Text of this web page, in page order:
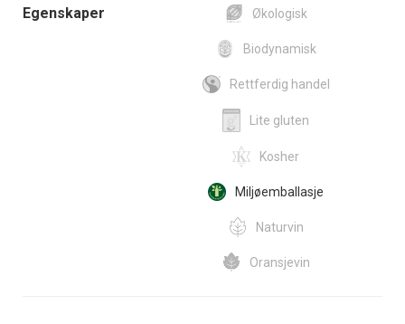
Egenskaper Økologisk
Biodynamisk
Rettferdig handel
Lite gluten
Kosher
Miljøemballasje
Naturvin
Oransjevin